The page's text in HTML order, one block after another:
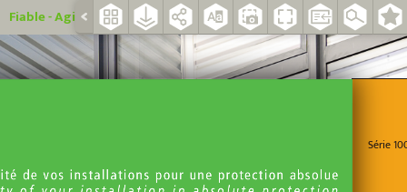
Série
- Agile - Proche de vous depuis 1981